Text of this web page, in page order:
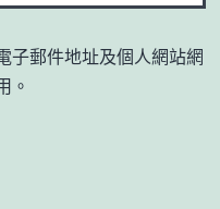
子郵件地址及個人網站網
。